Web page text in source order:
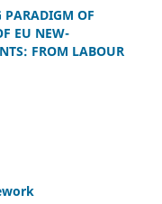
PARADIGM OF
EU NEW-
FROM LABOUR